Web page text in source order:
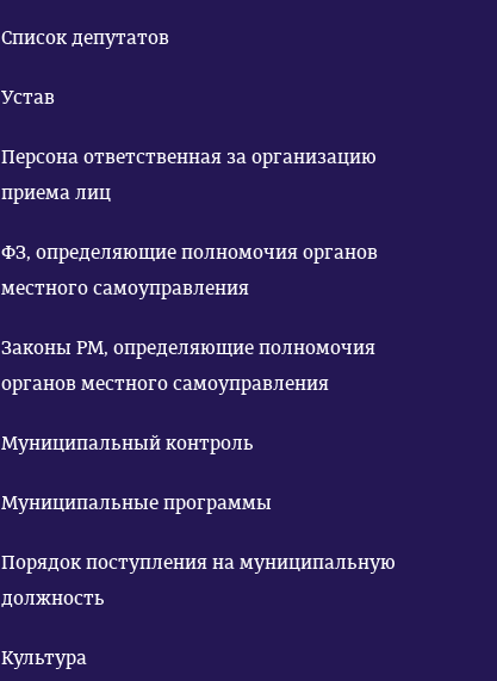
Список депутатов
Устав
Персона ответственная за организацию
приема лиц
ФЗ, определяющие полномочия органов
местного самоуправления
Законы РМ, определяющие полномочия
органов местного самоуправления
Муниципальный контроль
Муниципальные программы
Порядок поступления на муниципальную
должность
Культура